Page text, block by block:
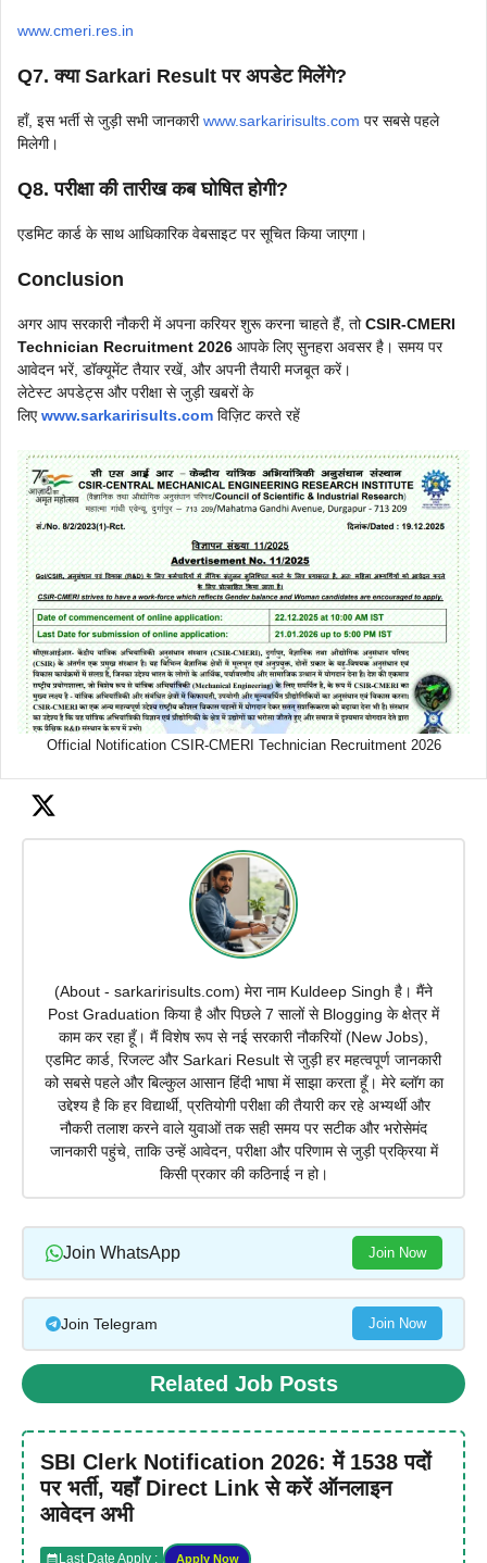
www.cmeri.res.in
Q7. क्या Sarkari Result पर अपडेट मिलेंगे?
हाँ, इस भर्ती से जुड़ी सभी जानकारीwww.sarkaririsults.com पर सबसे पहले
मिलेगी।
Q8. परीक्षा की तारीख कब घोषित होगी?
एडमिट कार्ड के साथ आधिकारिक वेबसाइट पर सूचित किया जाएगा।
Conclusion
अगर आप सरकारी नौकरी में अपना करियर शुरू करना चाहते हैं, तोCSIR-CMERI
Technician Recruitment 2026 आपके लिए सुनहरा अवसर है। समय पर
आवेदन भरें, डॉक्यूमेंट तैयार रखें, और अपनी तैयारी मजबूत करें।
लेटेस्ट अपडेट्स और परीक्षा से जुड़ी खबरों के
लिएwww.sarkaririsults.com विज़िट करते रहें
Official Notification CSIR-CMERI Technician Recruitment 2026
(About - sarkaririsults.com) मेरा नाम Kuldeep Singh है। मैंने
Post Graduation किया है और पिछले 7 सालों से Blogging के क्षेत्र में
काम कर रहा हूँ। मैं विशेष रूप से नई सरकारी नौकरियों (New Jobs),
एडमिट कार्ड, रिजल्ट और Sarkari Result से जुड़ी हर महत्वपूर्ण जानकारी
को सबसे पहले और बिल्कुल आसान हिंदी भाषा में साझा करता हूँ। मेरे ब्लॉग का
उद्देश्य है कि हर विद्यार्थी, प्रतियोगी परीक्षा की तैयारी कर रहे अभ्यर्थी और
नौकरी तलाश करने वाले युवाओं तक सही समय पर सटीक और भरोसेमंद
जानकारी पहुंचे, ताकि उन्हें आवेदन, परीक्षा और परिणाम से जुड़ी प्रक्रिया में
किसी प्रकार की कठिनाई न हो।
Join WhatsApp Join Now
Join Telegram Join Now
Related Job Posts
SBI Clerk Notification 2026: में 1538 पदों
पर भर्ती, यहाँ Direct Link से करें ऑनलाइन
आवेदन अभी
Last Date Apply : Apply Now